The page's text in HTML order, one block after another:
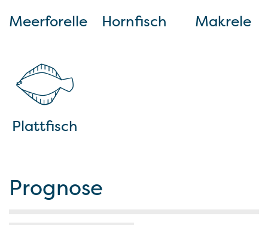
Meerforelle Hornfisch Makrele
Plattfisch
Prognose